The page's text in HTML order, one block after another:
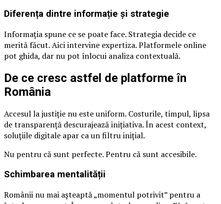
Diferența dintre informație și strategie
Informația spune ce se poate face. Strategia decide ce
merită făcut. Aici intervine expertiza. Platformele online
pot ghida, dar nu pot înlocui analiza contextuală.
De ce cresc astfel de platforme în
România
Accesul la justiție nu este uniform. Costurile, timpul, lipsa
de transparență descurajează inițiativa. În acest context,
soluțiile digitale apar ca un filtru inițial.
Nu pentru că sunt perfecte. Pentru că sunt accesibile.
Schimbarea mentalității
Românii nu mai așteaptă „momentul potrivit” pentru a